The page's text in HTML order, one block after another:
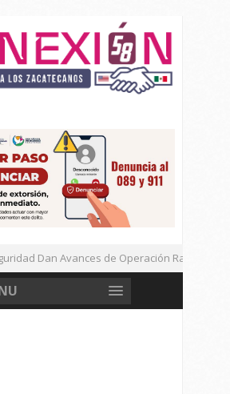
Dan Avances de Operación Rastrillo.
Electrónica en Festival Cultural de